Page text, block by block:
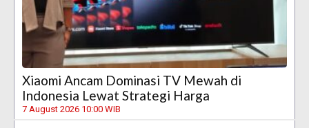
Xiaomi Ancam Dominasi TV Mewah di
Indonesia Lewat Strategi Harga
7 August 2026 10:00 WIB